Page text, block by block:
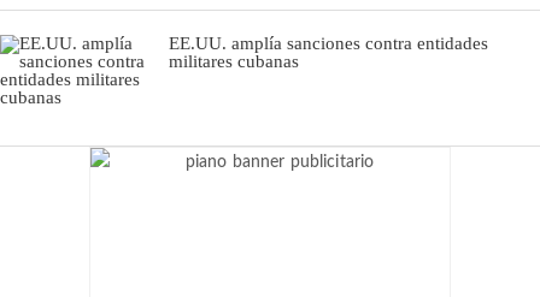
EE.UU. amplía sanciones contra entidades
militares cubanas